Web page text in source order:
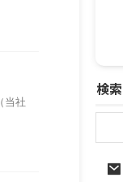
当社
検索